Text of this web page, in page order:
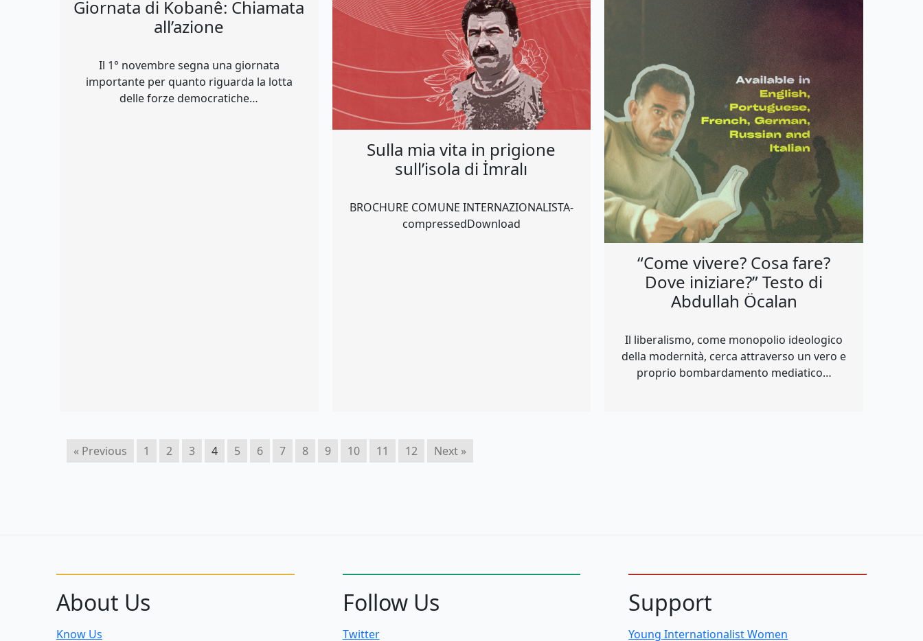
Giornata di Kobanê: Chiamata
all’azione
Il 1° novembre segna una giornata
importante per quanto riguarda la lotta
delle forze democratiche…
Sulla mia vita in prigione
sull’isola di İmralı
BROCHURE COMUNE INTERNAZIONALISTA-
compressedDownload
“Come vivere? Cosa fare?
Dove iniziare?” Testo di
Abdullah Öcalan
Il liberalismo, come monopolio ideologico
della modernità, cerca attraverso un vero e
proprio bombardamento mediatico…
« Previous 1 2 3 4 5 6 7 8 9 10 11 12 Next »
About Us
Know Us
Follow Us
Twitter
Support
Young Internationalist Women